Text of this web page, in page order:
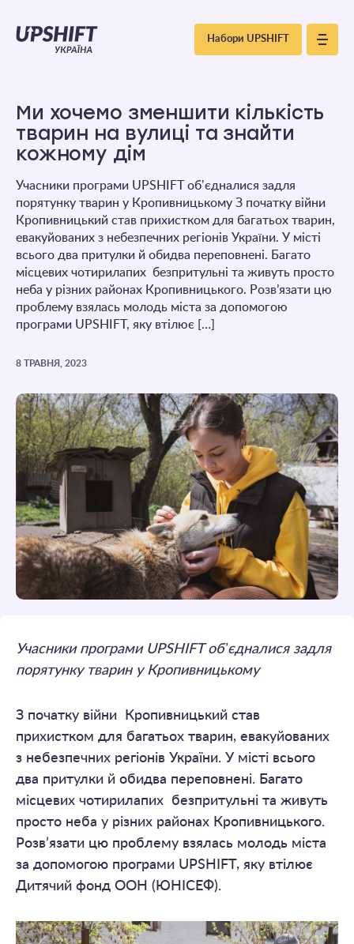
Upshift
Україна
Набори UPSHIFT
Ми хочемо зменшити кількість
тварин на вулиці та знайти
кожному дім
Учасники програми UPSHIFT обʼєдналися задля
порятунку тварин у Кропивницькому З початку війни
Кропивницький став прихистком для багатьох тварин,
евакуйованих з небезпечних регіонів України. У місті
всього два притулки й обидва переповнені. Багато
місцевих чотирилапих безпритульні та живуть просто
неба у різних районах Кропивницького. Розв’язати цю
проблему взялась молодь міста за допомогою
програми UPSHIFT, яку втілює […]
8 ТРАВНЯ, 2023
Учасники програми UPSHIFT обʼєдналися задля
порятунку тварин у Кропивницькому
З початку війни Кропивницький став
прихистком для багатьох тварин, евакуйованих
з небезпечних регіонів України. У місті всього
два притулки й обидва переповнені. Багато
місцевих чотирилапих безпритульні та живуть
просто неба у різних районах Кропивницького.
Розв’язати цю проблему взялась молодь міста
за допомогою програми UPSHIFT, яку втілює
Дитячий фонд ООН (ЮНІСЕФ).